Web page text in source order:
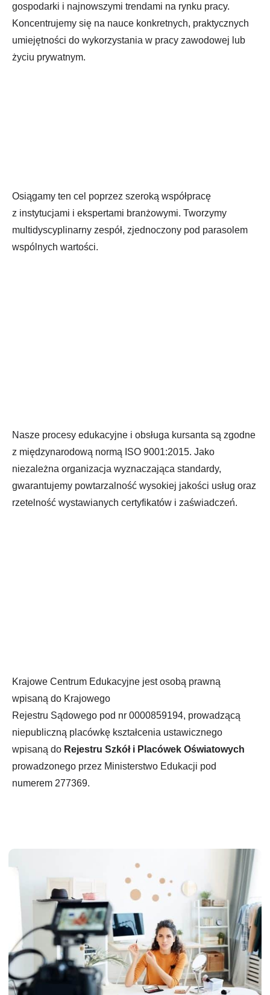
gospodarki i najnowszymi trendami na rynku pracy.
Koncentrujemy się na nauce konkretnych, praktycznych
umiejętności do wykorzystania w pracy zawodowej lub
życiu prywatnym.
Osiągamy ten cel poprzez szeroką współpracę
z instytucjami i ekspertami branżowymi. Tworzymy
multidyscyplinarny zespół, zjednoczony pod parasolem
wspólnych wartości.
Nasze procesy edukacyjne i obsługa kursanta są zgodne
z międzynarodową normą ISO 9001:2015. Jako
niezależna organizacja wyznaczająca standardy,
gwarantujemy powtarzalność wysokiej jakości usług oraz
rzetelność wystawianych certyfikatów i zaświadczeń.
Krajowe Centrum Edukacyjne jest osobą prawną
wpisaną do Krajowego
Rejestru Sądowego pod nr 0000859194, prowadzącą
niepubliczną placówkę kształcenia ustawicznego
wpisaną do Rejestru Szkół i Placówek Oświatowych
prowadzonego przez Ministerstwo Edukacji pod
numerem 277369.